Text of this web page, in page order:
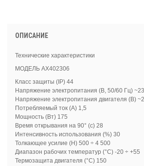
ОПИСАНИЕ
Технические характеристики
МОДЕЛЬ AX402306
Класс защиты (IP) 44
Напряжение электропитания (В, 50/60 Гц)
Напряжение электропитания двигателя (В)
Потребляемый ток (A) 1,5
Мощность (Вт) 175
Время открывания на 90° (с) 28
Интенсивность использования (%) 30
Толкающее усилие (Н) 500 ÷ 4 500
Диапазон рабочих температур (°C) -20 ÷ +55
Термозащита двигателя (°C) 150